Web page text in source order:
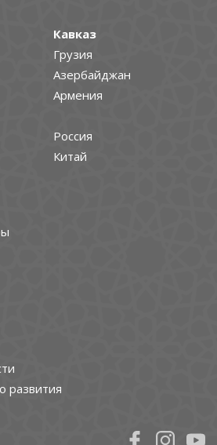
Кавказ
Грузия
Азербайджан
Армения
Россия
Китай
развития